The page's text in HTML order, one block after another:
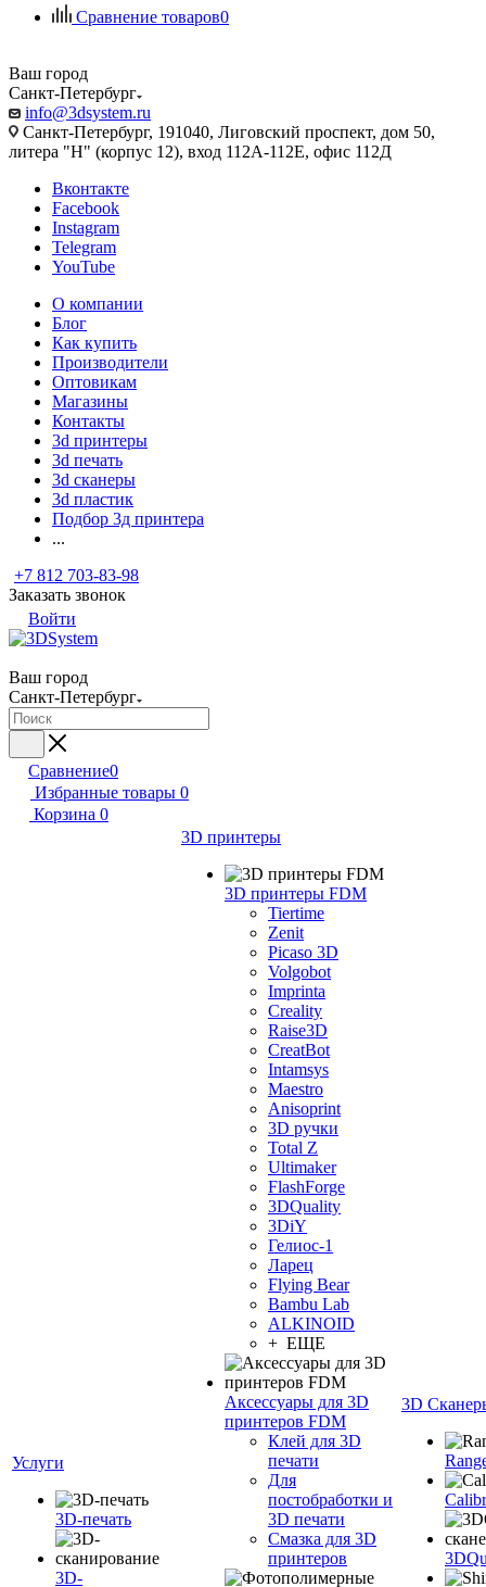
Сравнение товаров0
Ваш город
Санкт-Петербург
info@3dsystem.ru
Санкт-Петербург, 191040, Лиговский проспект, дом 50,
литера "Н" (корпус 12), вход 112А-112Е, офис 112Д
Вконтакте
Facebook
Instagram
Telegram
YouTube
О компании
Блог
Как купить
Производители
Оптовикам
Магазины
Контакты
3d принтеры
3d печать
3d сканеры
3d пластик
Подбор 3д принтера
...
+7 812 703-83-98
Заказать звонок
Войти
Ваш город
Санкт-Петербург
Сравнение0
Избранные товары 0
Корзина 0
Услуги
3D-печать
3D-
3D принтеры
3D принтеры FDM
Tiertime
Zenit
Picaso 3D
Volgobot
Imprinta
Creality
Raise3D
CreatBot
Intamsys
Maestro
Anisoprint
3D ручки
Total Z
Ultimaker
FlashForge
3DQuality
3DiY
Гелиос-1
Ларец
Flying Bear
Bambu Lab
ALKINOID
+ ЕЩЕ
Аксессуары для 3D
принтеров FDM
Клей для 3D
печати
Для
постобработки и
3D печати
Смазка для 3D
принтеров
3D